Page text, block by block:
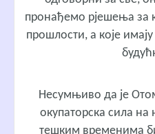
пронађемо рјешења за
прошлости, а које
Несумњиво да је
окупаторска сила
тешким временима